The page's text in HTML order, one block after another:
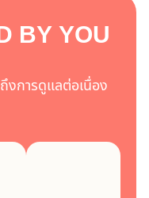
BY YOU
การดูแลต่อเนื่อง